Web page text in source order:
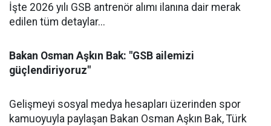
İşte 2026 yılı GSB antrenör alımı ilanına dair merak
edilen tüm detaylar...
Bakan Osman Aşkın Bak: "GSB ailemizi
güçlendiriyoruz"
Gelişmeyi sosyal medya hesapları üzerinden spor
kamuoyuyla paylaşan Bakan Osman Aşkın Bak, Türk